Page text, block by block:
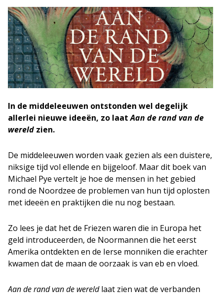
In de middeleeuwen ontstonden wel degelijk
allerlei nieuwe ideeën, zo laatAan de rand van de
wereld zien.
De middeleeuwen worden vaak gezien als een duistere,
niksige tijd vol ellende en bijgeloof. Maar dit boek van
Michael Pye vertelt je hoe de mensen in het gebied
rond de Noordzee de problemen van hun tijd oplosten
met ideeën en praktijken die nu nog bestaan.
Zo lees je dat het de Friezen waren die in Europa het
geld introduceerden, de Noormannen die het eerst
Amerika ontdekten en de Ierse monniken die erachter
kwamen dat de maan de oorzaak is van eb en vloed.
Aan de rand van de wereldlaat zien wat de verbanden